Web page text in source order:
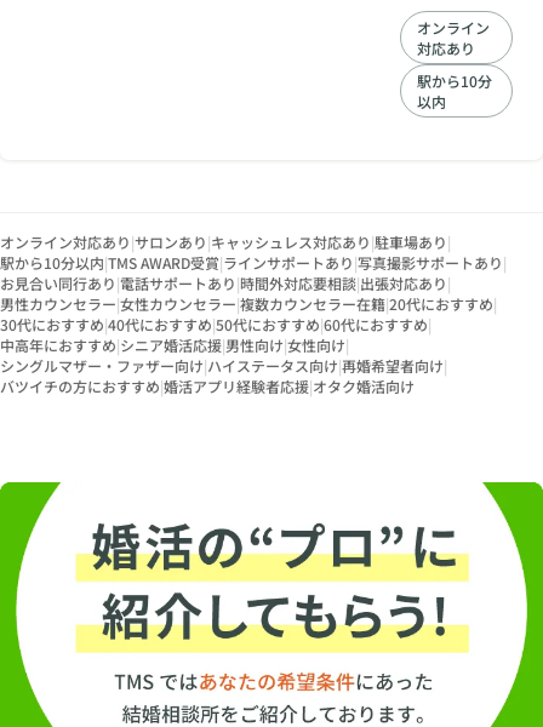
見合料無料・更新料
もなし。 婚活って、
まずはお見合いを組
んでみないと何も始
まりませんよね。 だ
を、ちゃんと形にで
きる仕組みを整えて
います。 無理なく、
でもしっかりと。あ
なたの一歩を、安心
して踏み出せるよう
に。 さぁ、積極的に
オンライン
対応あり
駅から10分
以内
オンライン対応あり|サロンあり|キャッシュレス対応あり|駐車場あり|
駅から10分以内|TMS AWARD受賞|ラインサポートあり|写真撮影サポートあり|
お見合い同行あり|電話サポートあり|時間外対応要相談|出張対応あり|
男性カウンセラー|女性カウンセラー|複数カウンセラー在籍|20代におすすめ|
30代におすすめ|40代におすすめ|50代におすすめ|60代におすすめ|
中高年におすすめ|シニア婚活応援|男性向け|女性向け|
シングルマザー・ファザー向け|ハイステータス向け|再婚希望者向け|
バツイチの方におすすめ|婚活アプリ経験者応援|オタク婚活向け